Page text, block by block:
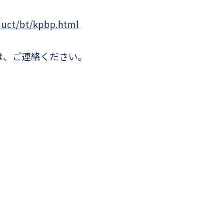
bt/kpbp.html
ご連絡ください。